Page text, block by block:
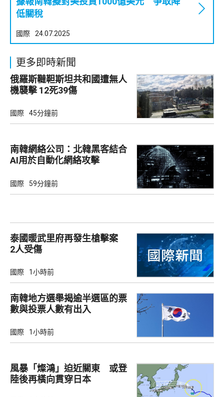
低關稅
國際 24.07.2025
更多即時新聞
俄羅斯韃靼斯坦共和國遭無人
機襲擊 12死39傷
國際 45分鐘前
南韓網絡公司：北韓黑客結合
AI用於自動化網絡攻擊
國際 59分鐘前
泰國暖武里府再發生槍擊案
2人受傷
國際 1小時前
南韓地方選舉揭逾半選區的票
數與投票人數有出入
國際 1小時前
風暴「燦鴻」迫近關東 或登
陸後再橫向貫穿日本